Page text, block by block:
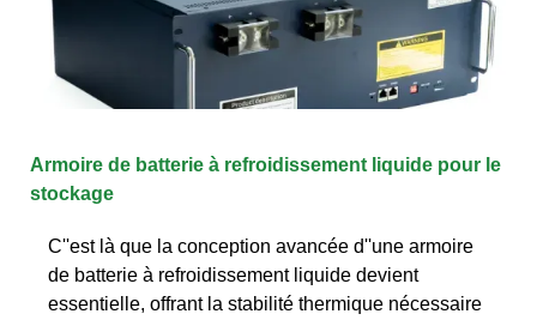
Armoire de batterie à refroidissement liquide pour le
stockage
C''est là que la conception avancée d''une armoire
de batterie à refroidissement liquide devient
essentielle, offrant la stabilité thermique nécessaire